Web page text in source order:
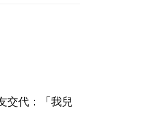
交代：「我兒